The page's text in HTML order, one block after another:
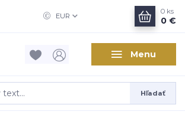
Menu
EUR
Hľadať
0 ks
0 €